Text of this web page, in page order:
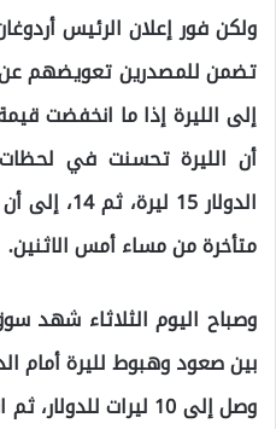
ولكن فور إعلان الرئيس
تضمن للمصدرين تعويضهم عن
إلى الليرة إذا ما انخفضت
أن الليرة تحسنت في
متأخرة من مساء أمس الاثنين.
وصباح اليوم الثلاثاء شهد
بين صعود وهبوط لليرة أمام